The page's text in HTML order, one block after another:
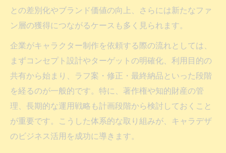
との差別化やブランド価値の向上、さらには新たなファ
ン層の獲得につながるケースも多く見られます。
企業がキャラクター制作を依頼する際の流れとしては、
まずコンセプト設計やターゲットの明確化、利用目的の
共有から始まり、ラフ案・修正・最終納品といった段階
を経るのが一般的です。特に、著作権や知的財産の管
理、長期的な運用戦略も計画段階から検討しておくこと
が重要です。こうした体系的な取り組みが、キャラデザ
のビジネス活用を成功に導きます。